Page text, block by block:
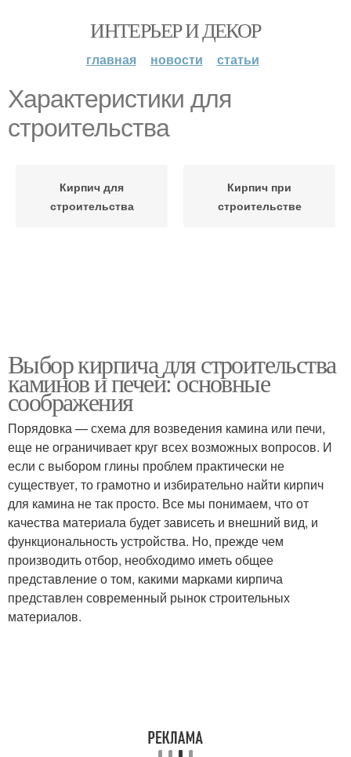
ИНТЕРЬЕР И ДЕКОР
главная новости статьи
Характеристики для
строительства
Кирпич для
строительства
Кирпич при
строительстве
Выбор кирпича для строительства
каминов и печей: основные
соображения
Порядовка — схема для возведения камина или печи,
еще не ограничивает круг всех возможных вопросов. И
если с выбором глины проблем практически не
существует, то грамотно и избирательно найти кирпич
для камина не так просто. Все мы понимаем, что от
качества материала будет зависеть и внешний вид, и
функциональность устройства. Но, прежде чем
производить отбор, необходимо иметь общее
представление о том, какими марками кирпича
представлен современный рынок строительных
материалов.